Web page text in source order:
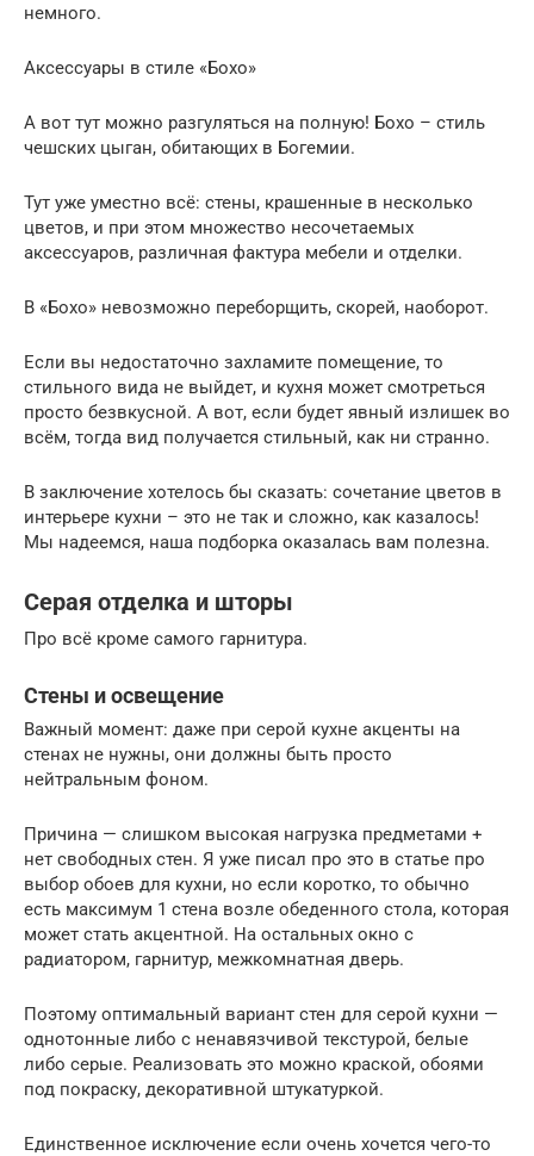
немного.
Аксессуары в стиле «Бохо»
А вот тут можно разгуляться на полную! Бохо – стиль
чешских цыган, обитающих в Богемии.
Тут уже уместно всё: стены, крашенные в несколько
цветов, и при этом множество несочетаемых
аксессуаров, различная фактура мебели и отделки.
В «Бохо» невозможно переборщить, скорей, наоборот.
Если вы недостаточно захламите помещение, то
стильного вида не выйдет, и кухня может смотреться
просто безвкусной. А вот, если будет явный излишек во
всём, тогда вид получается стильный, как ни странно.
В заключение хотелось бы сказать: сочетание цветов в
интерьере кухни – это не так и сложно, как казалось!
Мы надеемся, наша подборка оказалась вам полезна.
Серая отделка и шторы
Про всё кроме самого гарнитура.
Стены и освещение
Важный момент: даже при серой кухне акценты на
стенах не нужны, они должны быть просто
нейтральным фоном.
Причина — слишком высокая нагрузка предметами +
нет свободных стен. Я уже писал про это в статье про
выбор обоев для кухни, но если коротко, то обычно
есть максимум 1 стена возле обеденного стола, которая
может стать акцентной. На остальных окно с
радиатором, гарнитур, межкомнатная дверь.
Поэтому оптимальный вариант стен для серой кухни —
однотонные либо с ненавязчивой текстурой, белые
либо серые. Реализовать это можно краской, обоями
под покраску, декоративной штукатуркой.
Единственное исключение если очень хочется чего-то